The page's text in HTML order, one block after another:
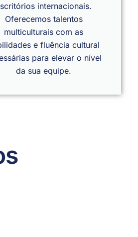
internacionais.
Oferecemos talentos
multiculturais com as
e fluência cultural
para elevar o nível
da sua equipe.